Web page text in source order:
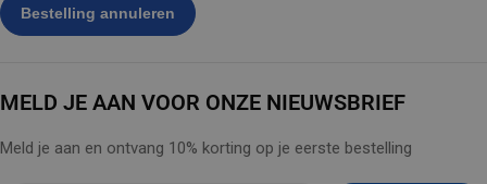
MELD JE AAN VOOR ONZE NIEUWSBRIEF
Meld je aan en ontvang 10% korting op je eerste bestelling